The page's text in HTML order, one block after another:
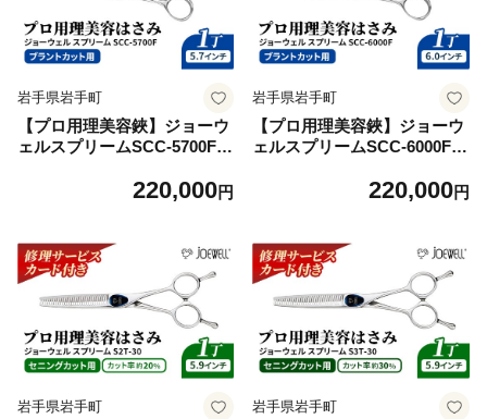
岩手県岩手町
【プロ用理美容鋏】ジョーウ
ェルスプリームSCC-5700F
カット プロ はさみ 岩手県 岩
220,000円
岩手県岩手町
【プロ用理美容鋏】ジョーウ
ェルスプリームSCC-6000F
カット プロ はさみ 岩手県 岩
220,000円
岩手県岩手町 岩手県岩手町